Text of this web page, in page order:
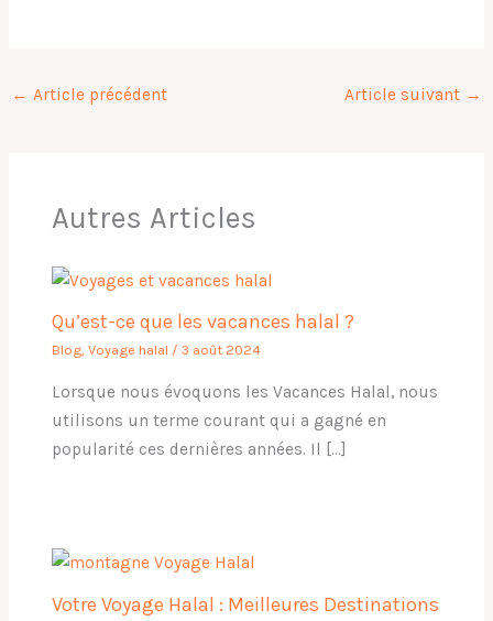
← Article précédent Article suivant →
Autres Articles
Qu’est-ce que les vacances halal ?
Blog ,Voyage halal /3 août 2024
Lorsque nous évoquons les Vacances Halal, nous
utilisons un terme courant qui a gagné en
popularité ces dernières années. Il […]
Votre Voyage Halal : Meilleures Destinations